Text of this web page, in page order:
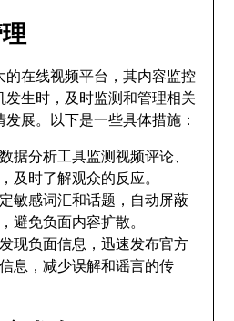
的在线视频平台，其内容监控
生时，及时监测和管理相关
展。以下是一些具体措施：
据分析工具监测视频评论、
及时了解观众的反应。
敏感词汇和话题，自动屏蔽
避免负面内容扩散。
现负面信息，迅速发布官方
息，减少误解和谣言的传